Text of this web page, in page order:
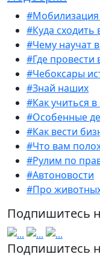
#Куда сходить
#Чему научат
#Где провести
#Чебоксары
#Знай наших
#Как учиться
#Особенные
#Как вести
#Что вам
#Рулим по
#Автоновости
#Про
Подпишитесь
Подпишитесь